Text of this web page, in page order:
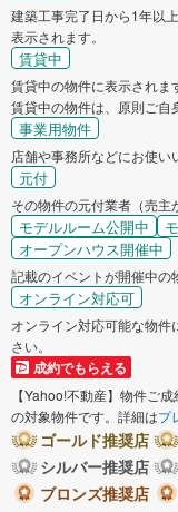
建築工事完了日から1年以
表示されます。
賃貸中
賃貸中の物件に表示されま
賃貸中の物件は、原則ご自
事業用物件
店舗や事務所などにお使い
元付
その物件の元付業者（売主
モデルルーム公開中
オープンハウス開催中
記載のイベントが開催中の
オンライン対応可
オンライン対応可能な物件
さい。
成約でもらえる
【Yahoo!不動産】物件ご
の対象物件です。詳細はプ
ゴールド推奨店
シルバー推奨店
ブロンズ推奨店